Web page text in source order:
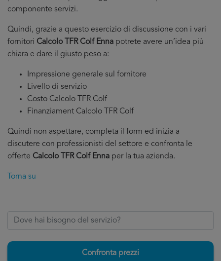
componente servizi.
Quindi, grazie a questo esercizio di discussione con i vari
fornitori Calcolo TFR Colf Enna potrete avere un’idea più
chiara e dare il giusto peso a:
Impressione generale sul fornitore
Livello di servizio
Costo Calcolo TFR Colf
Finanziament Calcolo TFR Colf
Quindi non aspettare, completa il form ed inizia a
discutere con professionisti del settore e confronta le
offerte Calcolo TFR Colf Enna per la tua azienda.
Torna su
Confronta prezzi